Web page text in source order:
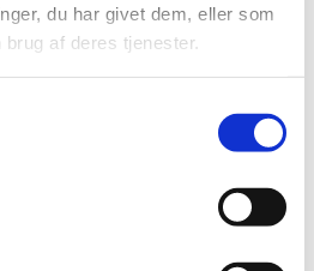
du har givet dem, eller som
af deres tjenester.
også kunne
lide...